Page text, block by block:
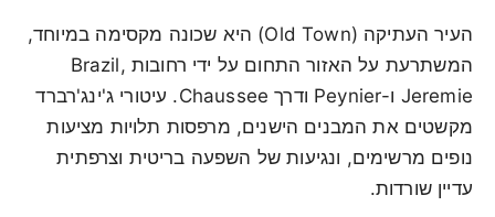
העיר העתיקה (Old Town) היא שכונה מקסימה במיוחד,
המשתרעת על האזור התחום על ידי רחובות Brazil,
Jeremie ו-Peynier ודרך Chaussee. עיטורי ג'ינג'רברד
מקשטים את המבנים הישנים, מרפסות תלויות מציעות
נופים מרשימים, ונגיעות של השפעה בריטית וצרפתית
עדיין שורדות.